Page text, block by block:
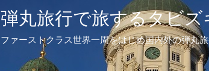
弾丸旅行で旅するタビズ
ファーストクラス世界一周をはじめ国内外の弾丸